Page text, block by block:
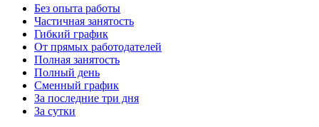
Без опыта работы
Частичная занятость
Гибкий график
От прямых работодателей
Полная занятость
Полный день
Сменный график
За последние три дня
За сутки